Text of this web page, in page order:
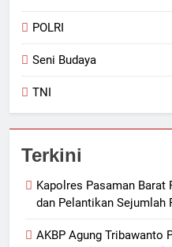
POLRI
Seni Budaya
TNI
Terkini
Kapolres Pasaman Barat
dan Pelantikan Sejumlah
AKBP Agung Tribawanto